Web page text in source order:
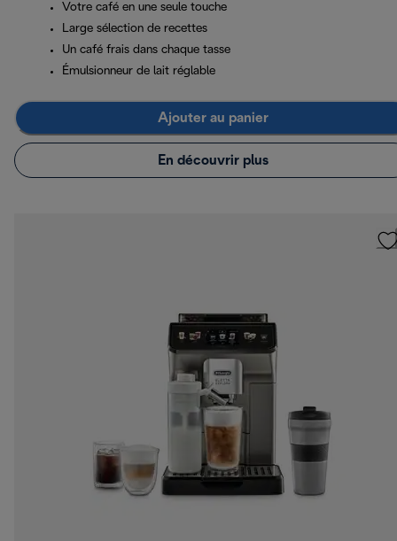
Votre café en une seule touche
Large sélection de recettes
Un café frais dans chaque tasse
Émulsionneur de lait réglable
Ajouter au panier
En découvrir plus